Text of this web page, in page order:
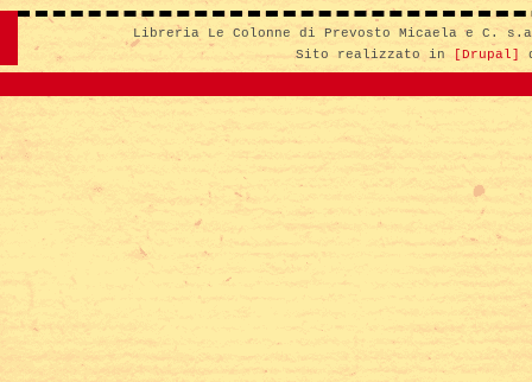
Libreria Le Colonne di Prevosto Micaela e C.
Sito realizzato in
[Drupal]